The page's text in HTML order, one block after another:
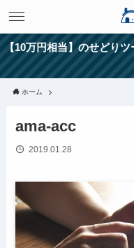
【10万円相当】のせどり
ホーム
ama-acc
2019.01.28